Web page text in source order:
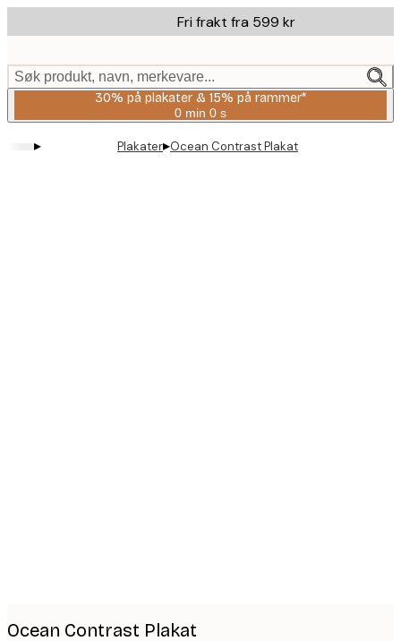
to
content.
Fri frakt fra 599 kr
Søk produkt, navn, merkevare...
30% på plakater & 15% på rammer*
0 min 0 s
Gyldig
og
▸ Plakater▸Ocean Contrast Plakat
Ocean Contrast Plakat